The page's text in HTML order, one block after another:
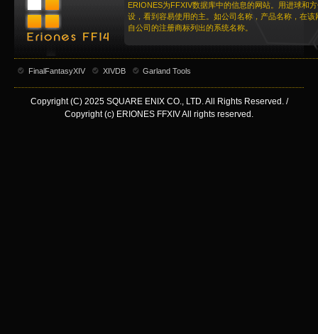
ERIONES为FFXIV数据库中的信息的网站。用进球和
设，看到容易使用的主。如公司名称，产品名称，在该
自公司的注册商标列出的系统名称。
FinalFantasyXIV XIVDB Garland Tools
Copyright (C) 2025 SQUARE ENIX CO., LTD. All Rights Reserved. /
Copyright (c) ERIONES FFXIV All rights reserved.